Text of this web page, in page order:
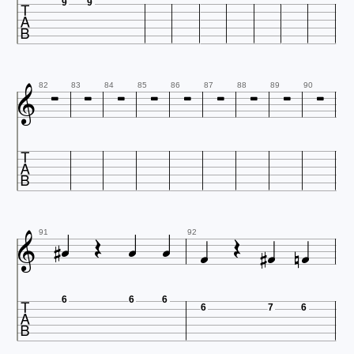

 82  83  84  85  86  87  88  89  90 

 91     92  
 6 6 6
6 7 6